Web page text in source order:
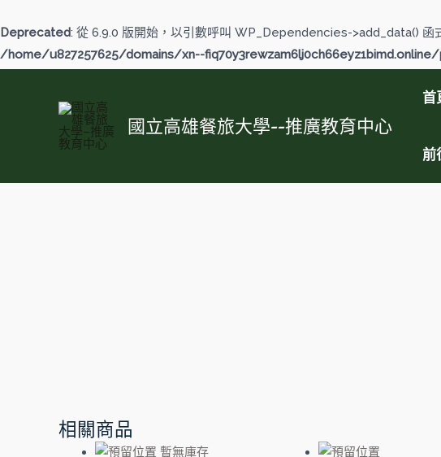
Deprecated: 從 6.9.0 版開始，以引數呼叫 WP_Dependencies->add_data() 函
/home/u827257625/domains/xn--
至
主
國立高雄餐旅大學--推廣教育中心
首
前
相關商品
暫無庫存